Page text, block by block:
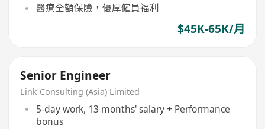
醫療全額保險，優厚僱員福利
$45K-65K/月
Senior Engineer
Link Consulting (Asia) Limited
5-day work, 13 months' salary + Performance
bonus